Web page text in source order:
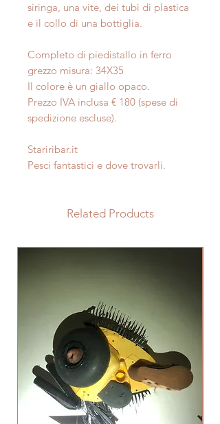
siringa, una vite, dei tubi di plastica
e il collo di una bottiglia.
Completo di piedistallo in ferro
grezzo misura: 34X35
Il colore è un giallo opaco.
Prezzo IVA inclusa € 180 (spese di
spedizione escluse).
Stariribar.it
Pesci fantastici e dove trovarli.
Related Products